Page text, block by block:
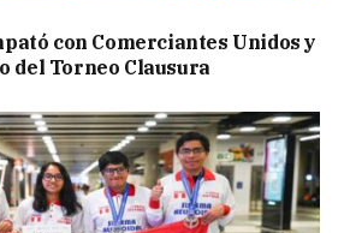
con Comerciantes Unidos y
del Torneo Clausura